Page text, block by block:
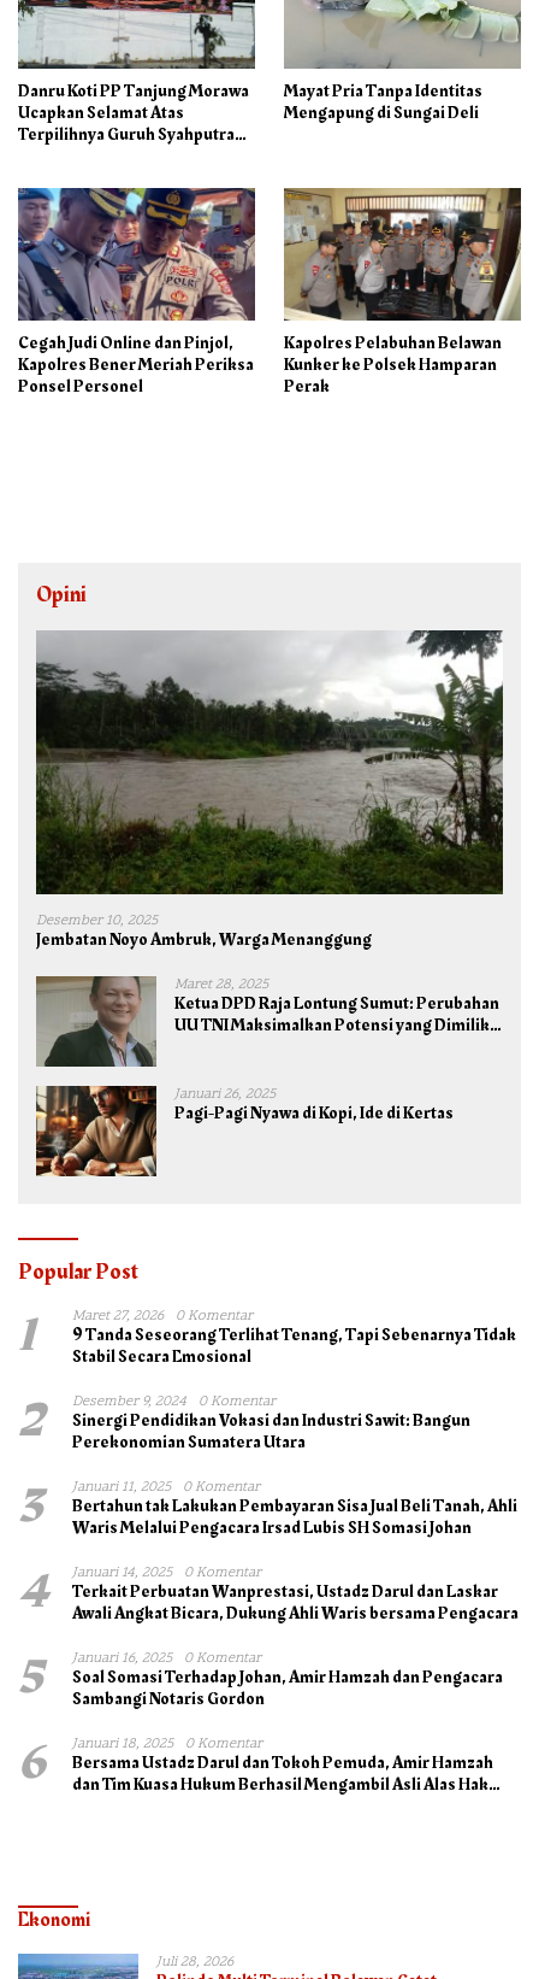
Danru Koti PP Tanjung Morawa
Ucapkan Selamat Atas
Terpilihnya Guruh Syahputra
Mayat Pria Tanpa Identitas
Mengapung di Sungai Deli
Cegah Judi Online dan Pinjol,
Kapolres Bener Meriah Periksa
Ponsel Personel
Kapolres Pelabuhan Belawan
Kunker ke Polsek Hamparan
Perak
Opini
Desember 10, 2025
Jembatan Noyo Ambruk, Warga Menanggung
Maret 28, 2025
Ketua DPD Raja Lontung Sumut: Perubahan
UU TNI Maksimalkan Potensi yang Dimiliki
Januari 26, 2025
Pagi-Pagi Nyawa di Kopi, Ide di Kertas
Popular Post
1 Maret 27, 2026 0 Komentar
9 Tanda Seseorang Terlihat Tenang, Tapi Sebenarnya Tidak
Stabil Secara Emosional
2 Desember 9, 2024 0 Komentar
Sinergi Pendidikan Vokasi dan Industri Sawit: Bangun
Perekonomian Sumatera Utara
3 Januari 11, 2025 0 Komentar
Bertahun tak Lakukan Pembayaran Sisa Jual Beli Tanah, Ahli
Waris Melalui Pengacara Irsad Lubis SH Somasi Johan
4 Januari 14, 2025 0 Komentar
Terkait Perbuatan Wanprestasi, Ustadz Darul dan Laskar
Awali Angkat Bicara, Dukung Ahli Waris bersama Pengacara
5 Januari 16, 2025 0 Komentar
Soal Somasi Terhadap Johan, Amir Hamzah dan Pengacara
Sambangi Notaris Gordon
6 Januari 18, 2025 0 Komentar
Bersama Ustadz Darul dan Tokoh Pemuda, Amir Hamzah
dan Tim Kuasa Hukum Berhasil Mengambil Asli Alas Hak
Ekonomi
Juli 28, 2026